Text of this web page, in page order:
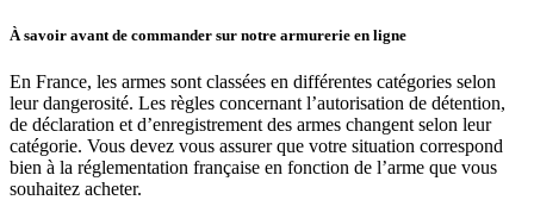
À savoir avant de commander sur notre armurerie en ligne
En France, les armes sont classées en différentes catégories selon
leur dangerosité. Les règles concernant l’autorisation de détention,
de déclaration et d’enregistrement des armes changent selon leur
catégorie. Vous devez vous assurer que votre situation correspond
bien à la réglementation française en fonction de l’arme que vous
souhaitez acheter.